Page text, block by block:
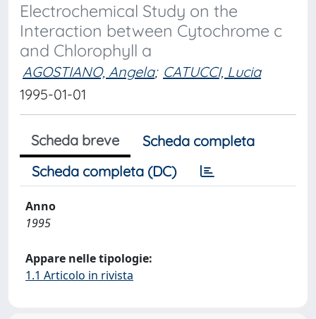
Electrochemical Study on the
Interaction between Cytochrome c
and Chlorophyll a
AGOSTIANO, Angela; CATUCCI, Lucia
1995-01-01
Scheda breve
Scheda completa
Scheda completa (DC)
Anno
1995
Appare nelle tipologie:
1.1 Articolo in rivista